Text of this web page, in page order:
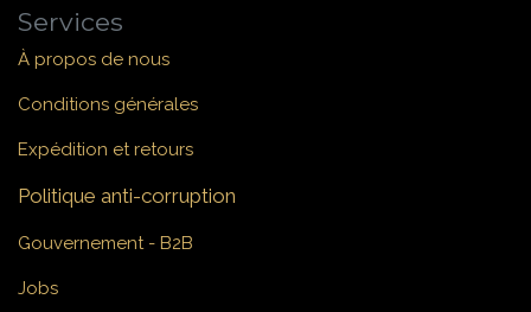
Services
À propos de nous
Conditions générales
Expédition et retours
Politique anti-corruption
Gouvernement - B2B
Jobs